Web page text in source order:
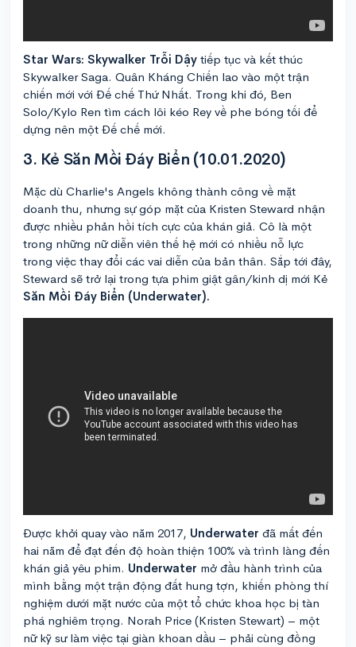
Star Wars: Skywalker Trỗi Dậy tiếp tục và kết thúc
Skywalker Saga. Quân Kháng Chiến lao vào một trận
chiến mới với Đế chế Thứ Nhất. Trong khi đó, Ben
Solo/Kylo Ren tìm cách lôi kéo Rey về phe bóng tối để
dựng nên một Đế chế mới.
3. Kẻ Săn Mồi Đáy Biển (10.01.2020)
Mặc dù Charlie's Angels không thành công về mặt
doanh thu, nhưng sự góp mặt của Kristen Steward nhận
được nhiều phản hồi tích cực của khán giả. Cô là một
trong những nữ diễn viên thế hệ mới có nhiều nỗ lực
trong việc thay đổi các vai diễn của bản thân. Sắp tới đây,
Steward sẽ trở lại trong tựa phim giật gân/kinh dị mới Kẻ
Săn Mồi Đáy Biển (Underwater).
Được khởi quay vào năm 2017, Underwater đã mất đến
hai năm để đạt đến độ hoàn thiện 100% và trình làng đến
khán giả yêu phim. Underwater mở đầu hành trình của
mình bằng một trận động đất hung tợn, khiến phòng thí
nghiệm dưới mặt nước của một tổ chức khoa học bị tàn
phá nghiêm trọng. Norah Price (Kristen Stewart) – một
nữ kỹ sư làm việc tại giàn khoan dầu – phải cùng đồng